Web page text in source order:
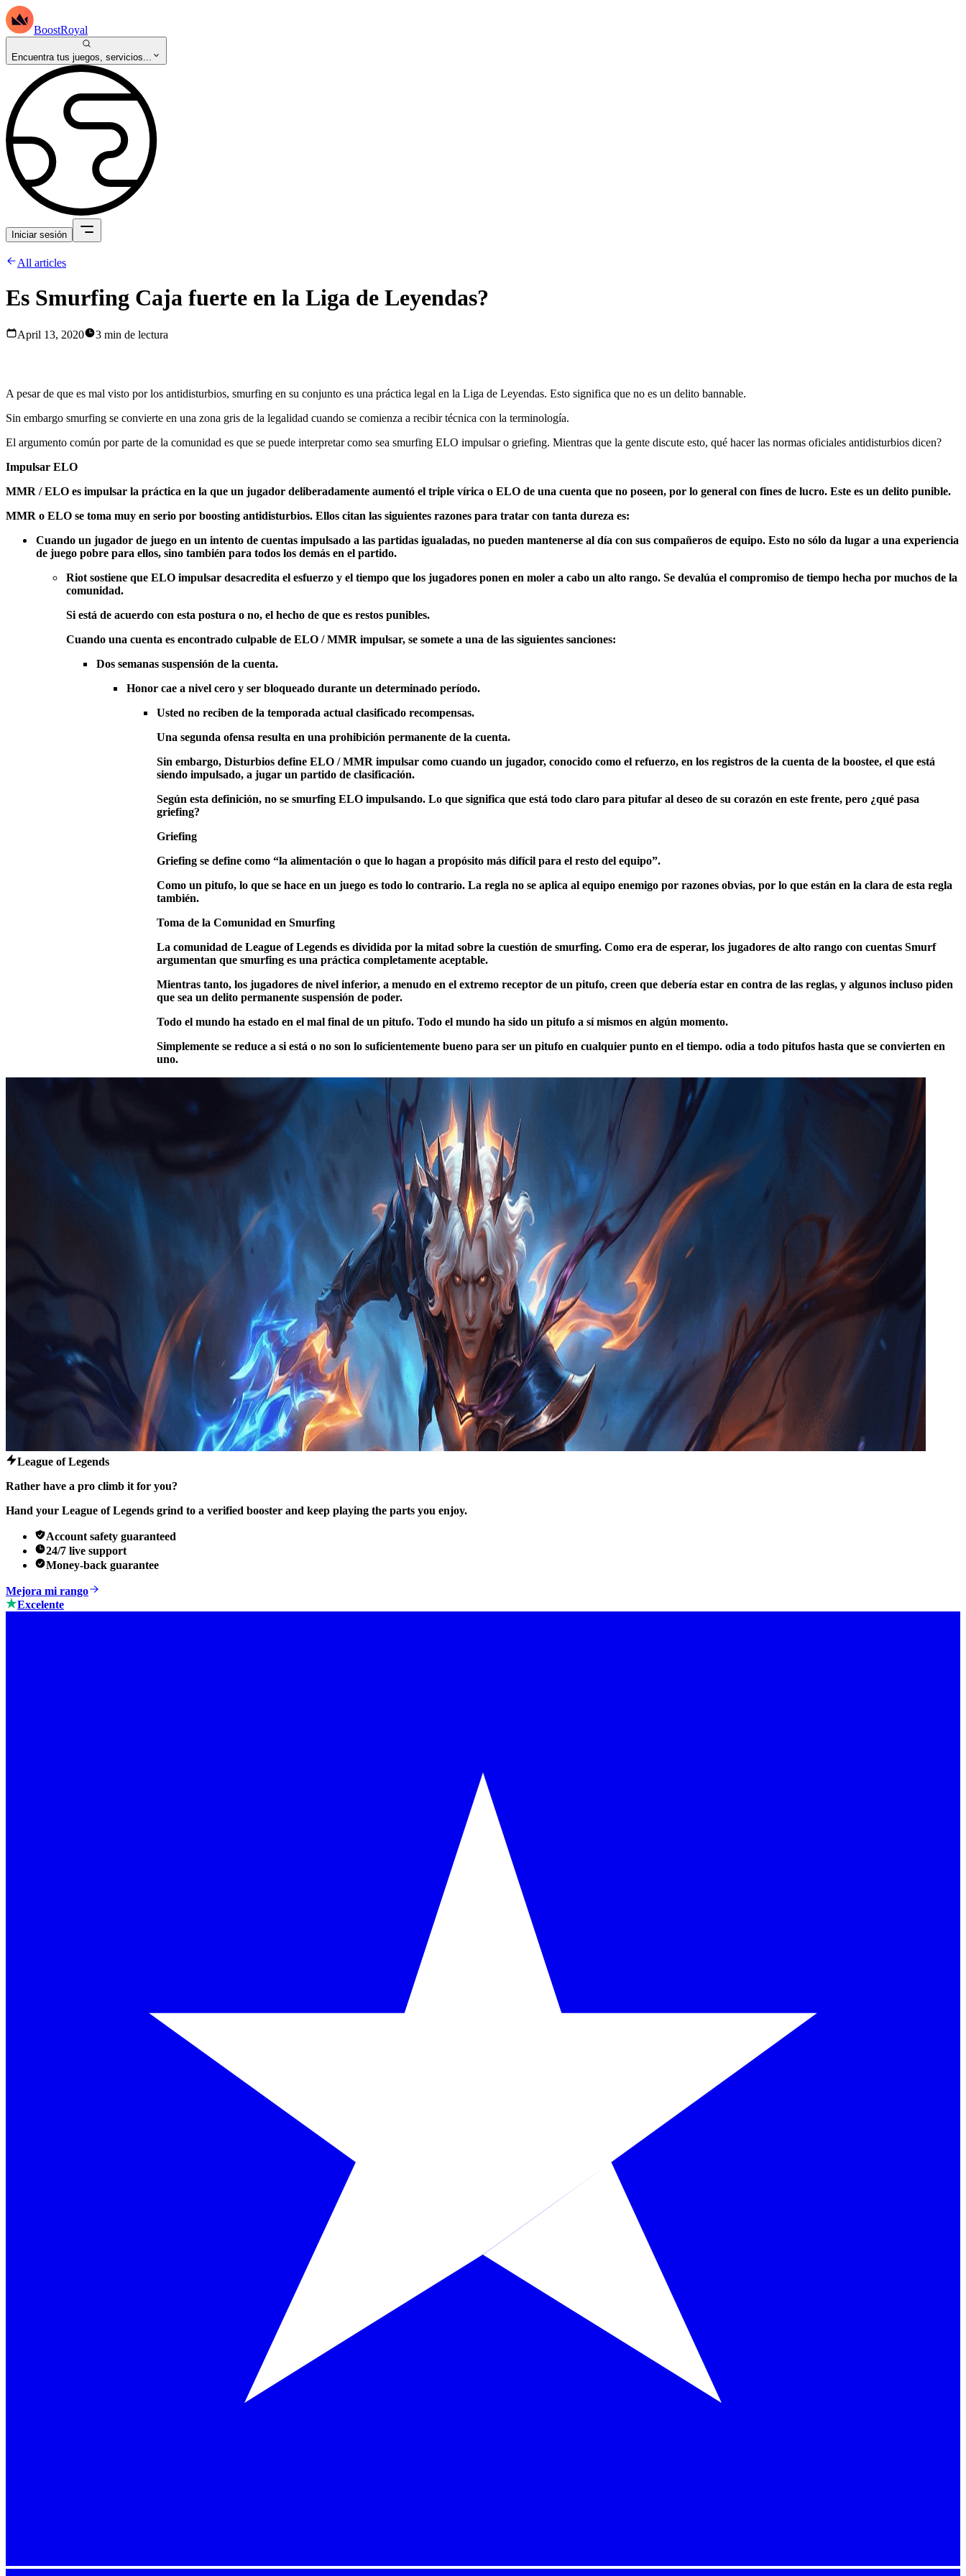
BoostRoyal
Encuentra tus juegos, servicios...
Iniciar sesión
All articles
Es Smurfing Caja fuerte en la Liga de Leyendas?
April 13, 2020 3 min de lectura
A pesar de que es mal visto por los antidisturbios, smurfing en su conjunto es una práctica legal en la Liga de Leyendas. Esto significa que no es un delito bannable.
Sin embargo smurfing se convierte en una zona gris de la legalidad cuando se comienza a recibir técnica con la terminología.
El argumento común por parte de la comunidad es que se puede interpretar como sea smurfing ELO impulsar o griefing. Mientras que la gente discute esto, qué hacer las normas oficiales antidisturbios dicen?
Impulsar ELO
MMR / ELO es impulsar la práctica en la que un jugador deliberadamente aumentó el triple vírica o ELO de una cuenta que no poseen, por lo general con fines de lucro. Este es un delito punible.
MMR o ELO se toma muy en serio por boosting antidisturbios. Ellos citan las siguientes razones para tratar con tanta dureza es:
Cuando un jugador de juego en un intento de cuentas impulsado a las partidas igualadas, no pueden mantenerse al día con sus compañeros de equipo. Esto no sólo da lugar a una experiencia
de juego pobre para ellos, sino también para todos los demás en el partido.
Riot sostiene que ELO impulsar desacredita el esfuerzo y el tiempo que los jugadores ponen en moler a cabo un alto rango. Se devalúa el compromiso de tiempo hecha por muchos de la
comunidad.
Si está de acuerdo con esta postura o no, el hecho de que es restos punibles.
Cuando una cuenta es encontrado culpable de ELO / MMR impulsar, se somete a una de las siguientes sanciones:
Dos semanas suspensión de la cuenta.
Honor cae a nivel cero y ser bloqueado durante un determinado período.
Usted no reciben de la temporada actual clasificado recompensas.
Una segunda ofensa resulta en una prohibición permanente de la cuenta.
Sin embargo, Disturbios define ELO / MMR impulsar como cuando un jugador, conocido como el refuerzo, en los registros de la cuenta de la boostee, el que está
siendo impulsado, a jugar un partido de clasificación.
Según esta definición, no se smurfing ELO impulsando. Lo que significa que está todo claro para pitufar al deseo de su corazón en este frente, pero ¿qué pasa
griefing?
Griefing
Griefing se define como “la alimentación o que lo hagan a propósito más difícil para el resto del equipo”.
Como un pitufo, lo que se hace en un juego es todo lo contrario. La regla no se aplica al equipo enemigo por razones obvias, por lo que están en la clara de esta regla
también.
Toma de la Comunidad en Smurfing
La comunidad de League of Legends es dividida por la mitad sobre la cuestión de smurfing. Como era de esperar, los jugadores de alto rango con cuentas Smurf
argumentan que smurfing es una práctica completamente aceptable.
Mientras tanto, los jugadores de nivel inferior, a menudo en el extremo receptor de un pitufo, creen que debería estar en contra de las reglas, y algunos incluso piden
que sea un delito permanente suspensión de poder.
Todo el mundo ha estado en el mal final de un pitufo. Todo el mundo ha sido un pitufo a sí mismos en algún momento.
Simplemente se reduce a si está o no son lo suficientemente bueno para ser un pitufo en cualquier punto en el tiempo. odia a todo pitufos hasta que se convierten en
uno.
League of Legends
Rather have a pro climb it for you?
Hand your League of Legends grind to a verified booster and keep playing the parts you enjoy.
Account safety guaranteed
24/7 live support
Money-back guarantee
Mejora mi rango
Excelente